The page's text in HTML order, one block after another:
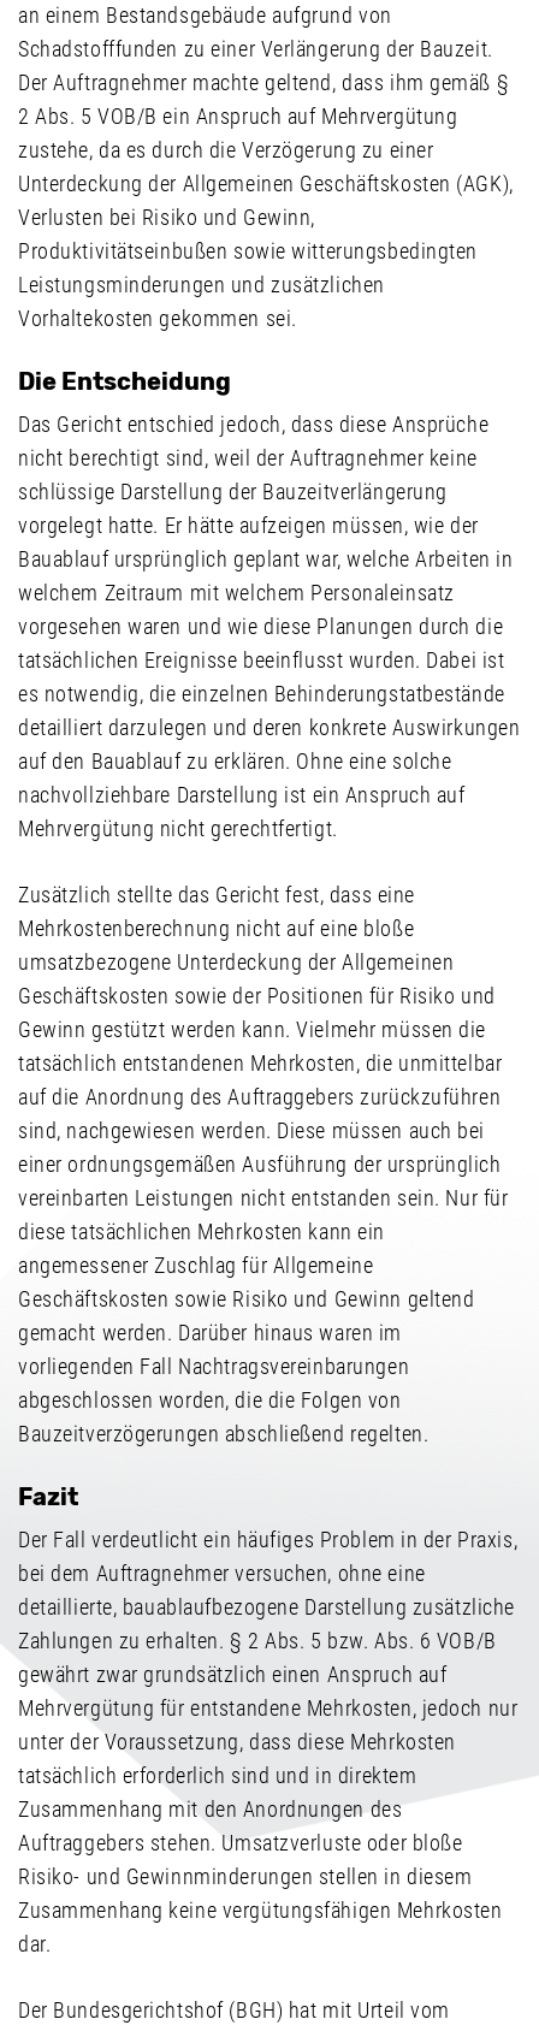
an einem Bestandsgebäude aufgrund von
Schadstofffunden zu einer Verlängerung der Bauzeit.
Der Auftragnehmer machte geltend, dass ihm gemäß §
2 Abs. 5 VOB/B ein Anspruch auf Mehrvergütung
zustehe, da es durch die Verzögerung zu einer
Unterdeckung der Allgemeinen Geschäftskosten (AGK),
Verlusten bei Risiko und Gewinn,
Produktivitätseinbußen sowie witterungsbedingten
Leistungsminderungen und zusätzlichen
Vorhaltekosten gekommen sei.
Die Entscheidung
Das Gericht entschied jedoch, dass diese Ansprüche
nicht berechtigt sind, weil der Auftragnehmer keine
schlüssige Darstellung der Bauzeitverlängerung
vorgelegt hatte. Er hätte aufzeigen müssen, wie der
Bauablauf ursprünglich geplant war, welche Arbeiten in
welchem Zeitraum mit welchem Personaleinsatz
vorgesehen waren und wie diese Planungen durch die
tatsächlichen Ereignisse beeinflusst wurden. Dabei ist
es notwendig, die einzelnen Behinderungstatbestände
detailliert darzulegen und deren konkrete Auswirkungen
auf den Bauablauf zu erklären. Ohne eine solche
nachvollziehbare Darstellung ist ein Anspruch auf
Mehrvergütung nicht gerechtfertigt.
Zusätzlich stellte das Gericht fest, dass eine
Mehrkostenberechnung nicht auf eine bloße
umsatzbezogene Unterdeckung der Allgemeinen
Geschäftskosten sowie der Positionen für Risiko und
Gewinn gestützt werden kann. Vielmehr müssen die
tatsächlich entstandenen Mehrkosten, die unmittelbar
auf die Anordnung des Auftraggebers zurückzuführen
sind, nachgewiesen werden. Diese müssen auch bei
einer ordnungsgemäßen Ausführung der ursprünglich
vereinbarten Leistungen nicht entstanden sein. Nur für
diese tatsächlichen Mehrkosten kann ein
angemessener Zuschlag für Allgemeine
Geschäftskosten sowie Risiko und Gewinn geltend
gemacht werden. Darüber hinaus waren im
vorliegenden Fall Nachtragsvereinbarungen
abgeschlossen worden, die die Folgen von
Bauzeitverzögerungen abschließend regelten.
Fazit
Der Fall verdeutlicht ein häufiges Problem in der Praxis,
bei dem Auftragnehmer versuchen, ohne eine
detaillierte, bauablaufbezogene Darstellung zusätzliche
Zahlungen zu erhalten. § 2 Abs. 5 bzw. Abs. 6 VOB/B
gewährt zwar grundsätzlich einen Anspruch auf
Mehrvergütung für entstandene Mehrkosten, jedoch nur
unter der Voraussetzung, dass diese Mehrkosten
tatsächlich erforderlich sind und in direktem
Zusammenhang mit den Anordnungen des
Auftraggebers stehen. Umsatzverluste oder bloße
Risiko- und Gewinnminderungen stellen in diesem
Zusammenhang keine vergütungsfähigen Mehrkosten
dar.
Der Bundesgerichtshof (BGH) hat mit Urteil vom